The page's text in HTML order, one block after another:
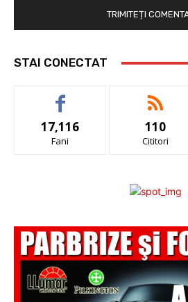
STAI CONECTAT
17,116
Fani
110
Cititori